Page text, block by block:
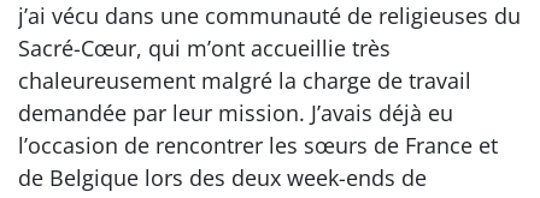
j’ai vécu dans une communauté de religieuses du
Sacré-Cœur, qui m’ont accueillie très
chaleureusement malgré la charge de travail
demandée par leur mission. J’avais déjà eu
l’occasion de rencontrer les sœurs de France et
de Belgique lors des deux week-ends de